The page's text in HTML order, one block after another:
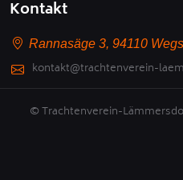
Kontakt
Rannasäge 3, 94110
kontakt@trachtenverein-
© Trachtenverein-